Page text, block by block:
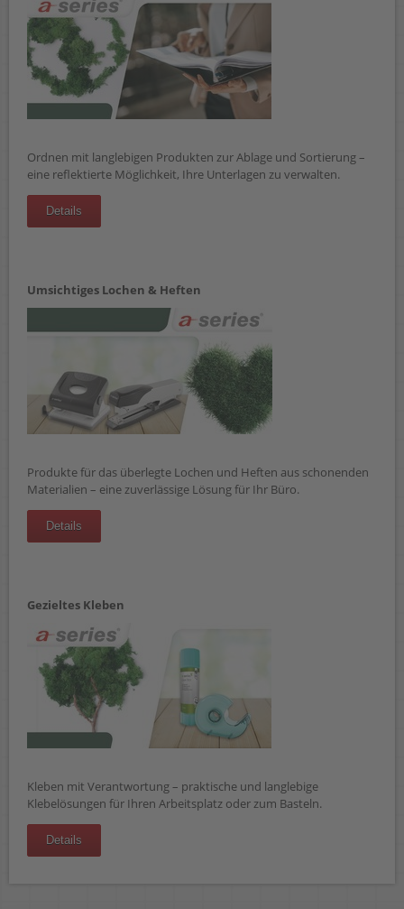
Ordnen mit langlebigen Produkten zur Ablage und Sortierung –
eine reflektierte Möglichkeit, Ihre Unterlagen zu verwalten.
Details
Umsichtiges Lochen & Heften
Produkte für das überlegte Lochen und Heften aus schonenden
Materialien – eine zuverlässige Lösung für Ihr Büro.
Details
Gezieltes Kleben
Kleben mit Verantwortung – praktische und langlebige
Klebelösungen für Ihren Arbeitsplatz oder zum Basteln.
Details